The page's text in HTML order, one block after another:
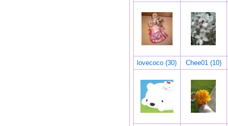
lovecoco (30) Chee01 (10)